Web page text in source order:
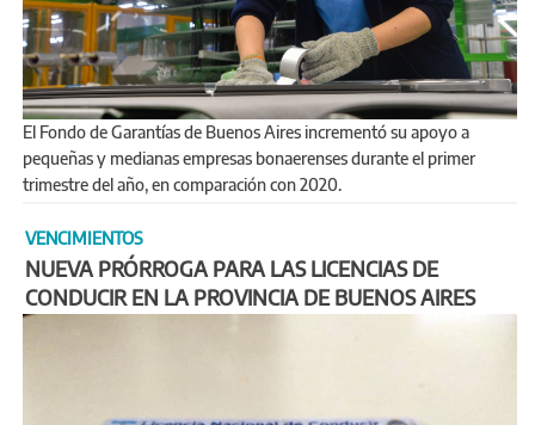
El Fondo de Garantías de Buenos Aires incrementó su apoyo a
pequeñas y medianas empresas bonaerenses durante el primer
trimestre del año, en comparación con 2020.
VENCIMIENTOS
NUEVA PRÓRROGA PARA LAS LICENCIAS DE
CONDUCIR EN LA PROVINCIA DE BUENOS AIRES